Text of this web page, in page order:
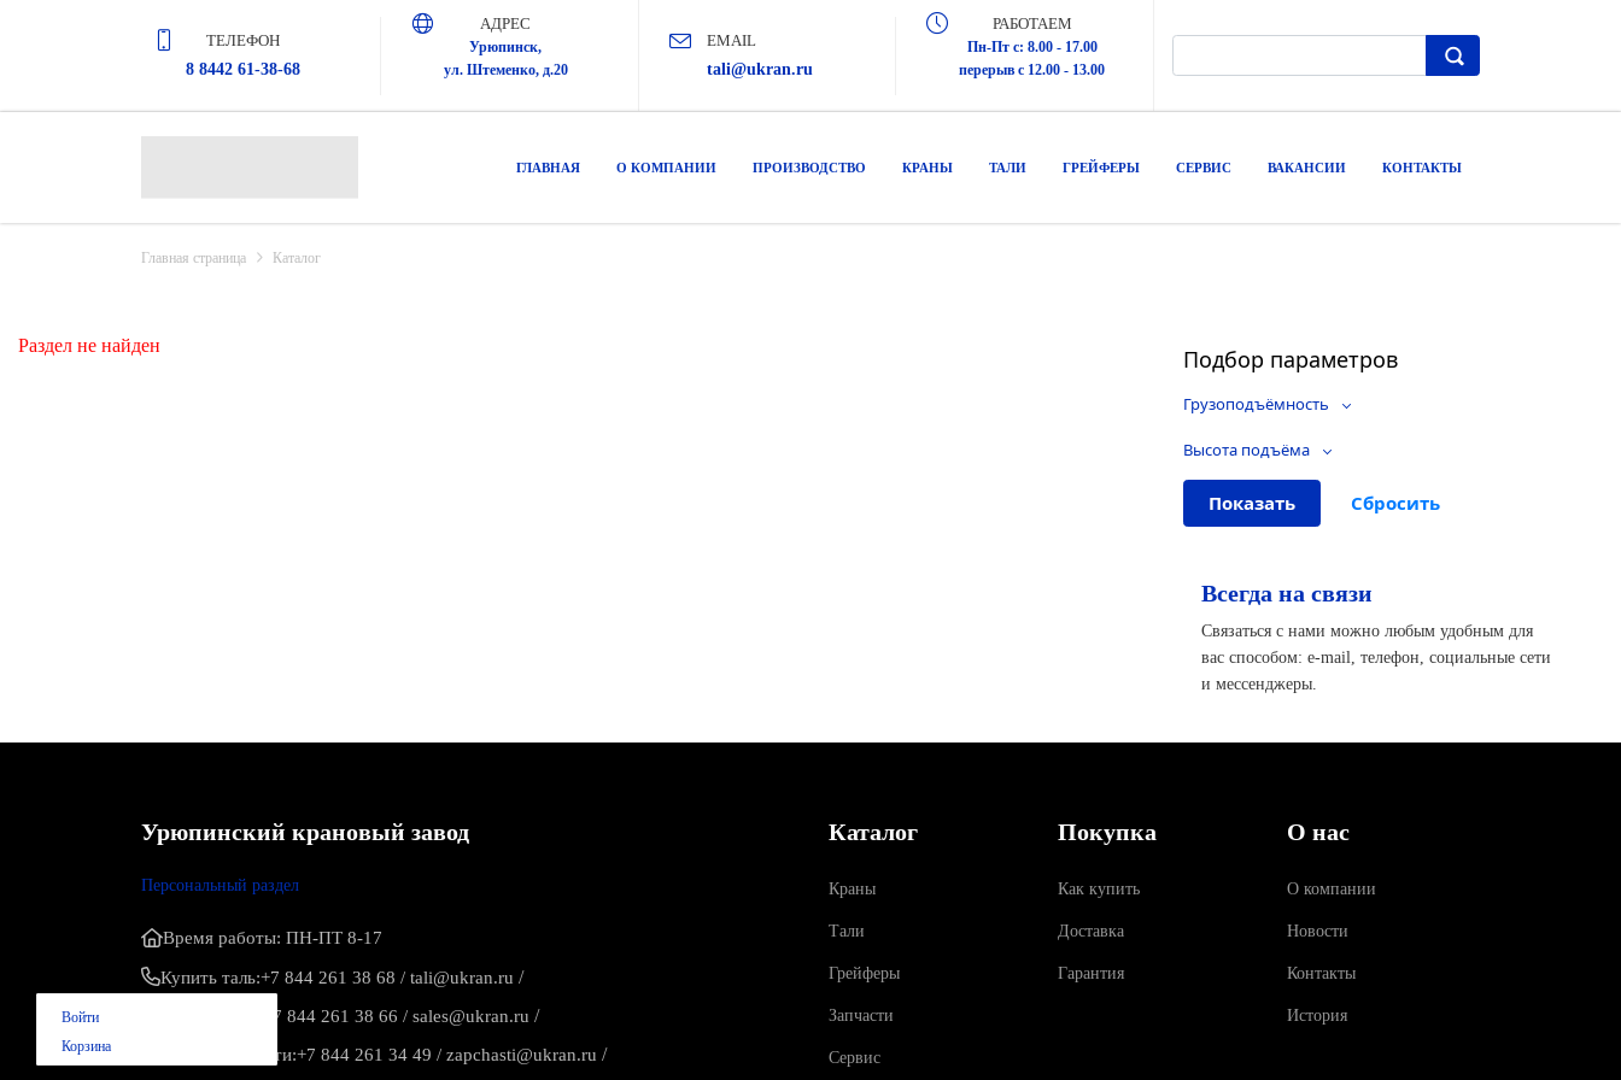
ТЕЛЕФОН
8 8442 61-38-68
АДРЕС
Урюпинск,
ул. Штеменко, д.20
EMAIL
tali@ukran.ru
РАБОТАЕМ
Пн-Пт с: 8.00 - 17.00
перерыв с 12.00 - 13.00
ГЛАВНАЯ О КОМПАНИИ ПРОИЗВОДСТВО КРАНЫ ТАЛИ ГРЕЙФЕРЫ СЕРВИС ВАКАНСИИ КОНТАКТЫ
Главная страница Каталог
Подбор параметров
Грузоподъёмность
Высота подъёма
Всегда на связи
Связаться с нами можно любым удобным для
вас способом: e-mail, телефон, социальные сети
и мессенджеры.
Войти
Корзина
Раздел не найден
Урюпинский крановый завод
Персональный раздел
Время работы: ПН-ПТ 8-17
Купить таль:+7 844 261 38 68 / tali@ukran.ru /
+7 844 261 38 66 / sales@ukran.ru /
Купить запчасти:+7 844 261 34 49 / zapchasti@ukran.ru /
Каталог
Краны
Тали
Грейферы
Запчасти
Сервис
Покупка
Как купить
Доставка
Гарантия
О нас
О компании
Новости
Контакты
История